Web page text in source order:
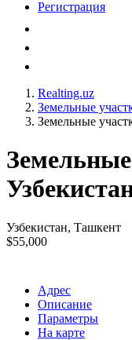
Регистрация
Realting.uz
Земельные
Земельные
Узбекистан, Ташкент
$55,000
Адрес
Описание
Параметры
На карте